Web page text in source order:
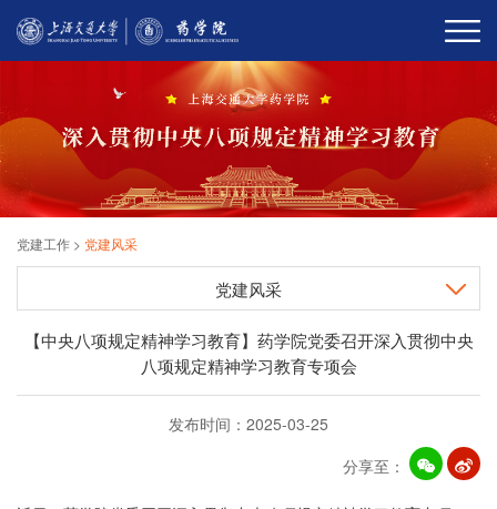
党建工作 > 党建风采
党建风采
【中央八项规定精神学习教育】药学院党委召开深入贯彻中央
八项规定精神学习教育专项会
发布时间：2025-03-25
分享至：